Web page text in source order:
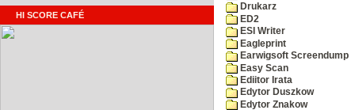
HI SCORE CAFÉ
Drukarz
ED2
ESI Writer
Eagleprint
Earwigsoft Screendump
Easy Scan
Ediitor Irata
Edytor Duszkow
Edytor Znakow